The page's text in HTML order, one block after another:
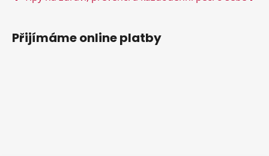
Přijímáme online platby